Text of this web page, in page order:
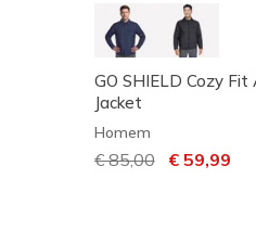
GO SHIELD Cozy
Jacket
Homem
Preço com desconto
€ 85,00para
€ 59,99